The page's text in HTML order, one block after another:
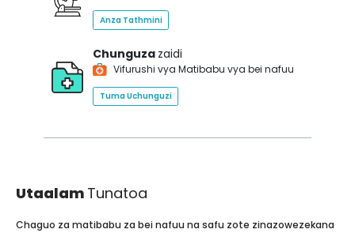
Anza Tathmini
Chunguza zaidi
Vifurushi vya Matibabu vya bei nafuu
Tuma Uchunguzi
Utaalam Tunatoa
Chaguo za matibabu za bei nafuu na safu zote zinazowezekana